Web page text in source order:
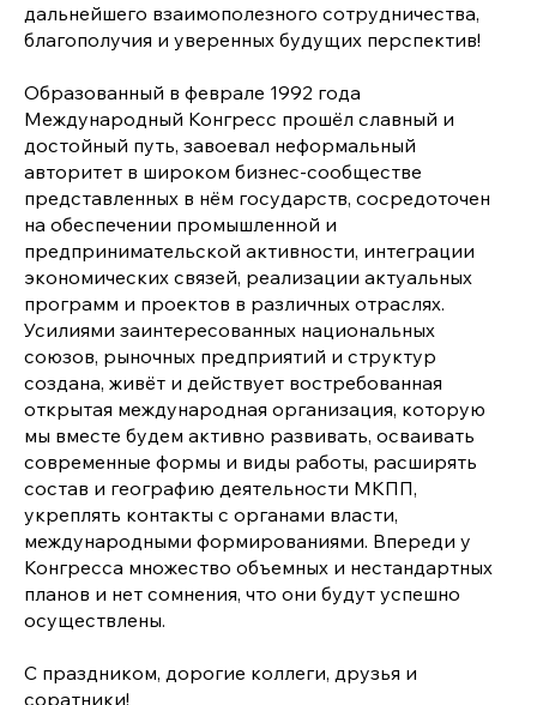
дальнейшего взаимополезного сотрудничества,
благополучия и уверенных будущих перспектив!
Образованный в феврале 1992 года
Международный Конгресс прошёл славный и
достойный путь, завоевал неформальный
авторитет в широком бизнес-сообществе
представленных в нём государств, сосредоточен
на обеспечении промышленной и
предпринимательской активности, интеграции
экономических связей, реализации актуальных
программ и проектов в различных отраслях.
Усилиями заинтересованных национальных
союзов, рыночных предприятий и структур
создана, живёт и действует востребованная
открытая международная организация, которую
мы вместе будем активно развивать, осваивать
современные формы и виды работы, расширять
состав и географию деятельности МКПП,
укреплять контакты с органами власти,
международными формированиями. Впереди у
Конгресса множество объемных и нестандартных
планов и нет сомнения, что они будут успешно
осуществлены.
С праздником, дорогие коллеги, друзья и
соратники!